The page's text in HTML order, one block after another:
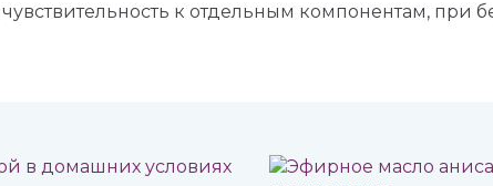
к отдельным компонентам, при